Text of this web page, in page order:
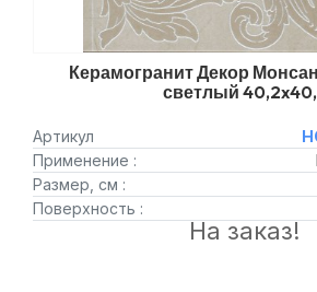
Керамогранит Декор
светлый
Артикул
Применение :
Размер, см :
Поверхность :
На заказ!